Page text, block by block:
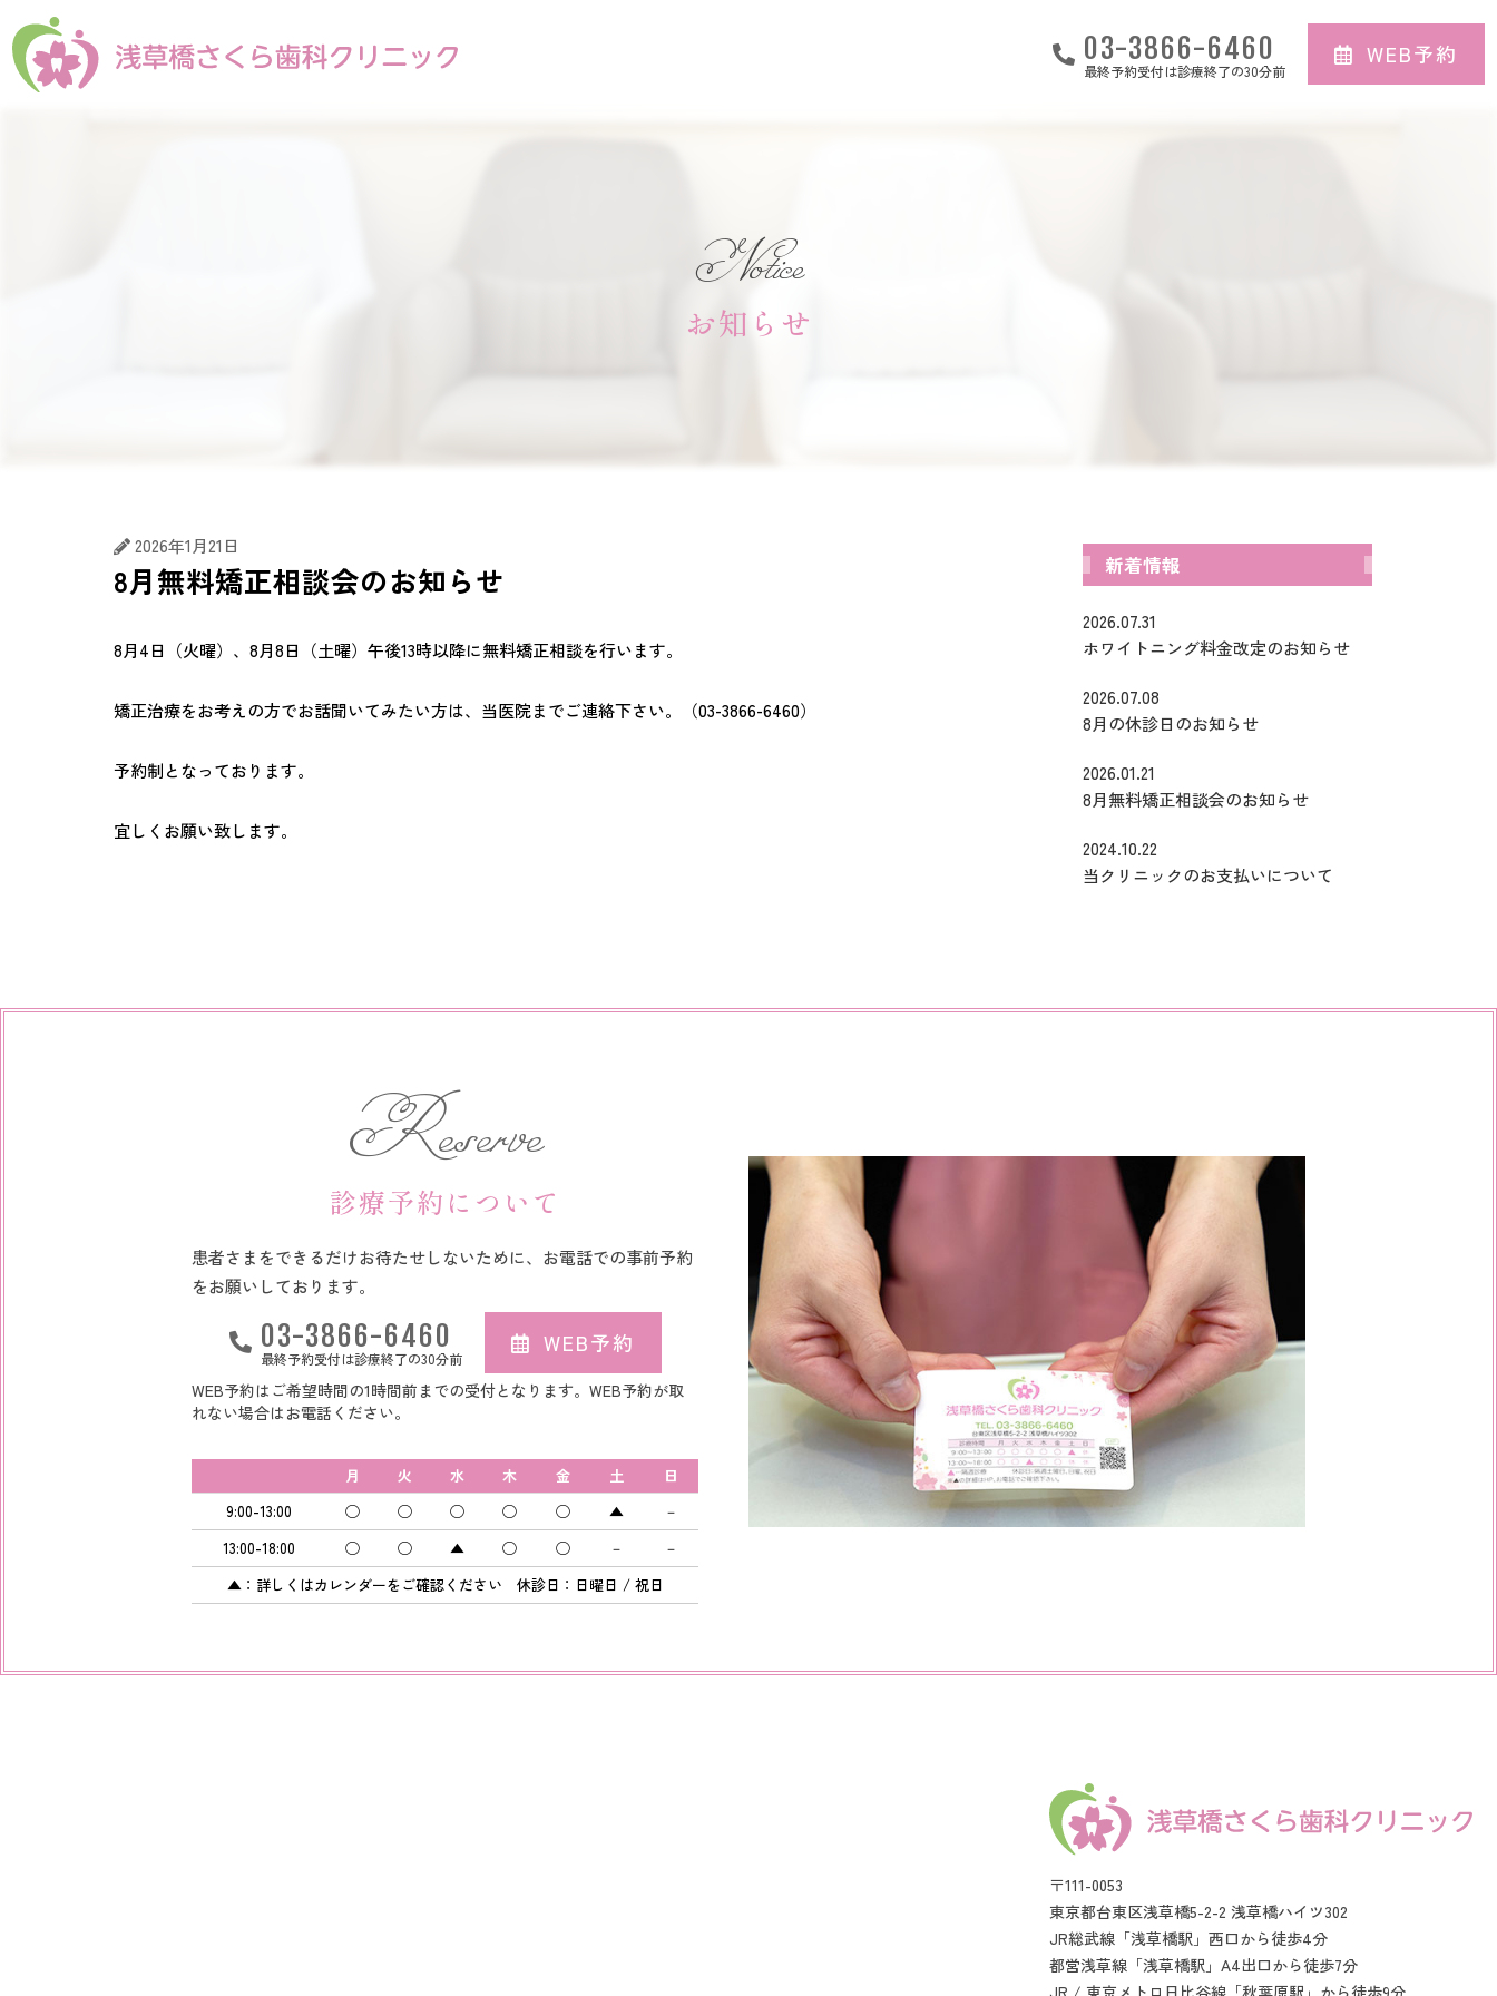
03-3866-6460
最終予約受付は診療終了の30分前
WEB予約
Notice
お知らせ
2026年1月21日
8月無料矯正相談会のお知らせ
8月4日（火曜）、8月8日（土曜）午後13時以降に無料矯正相談を行います。
矯正治療をお考えの方でお話聞いてみたい方は、当医院までご連絡下さい。（03-3866-6460）
予約制となっております。
宜しくお願い致します。
新着情報
2026.07.31
ホワイトニング料金改定のお知らせ
2026.07.08
8月の休診日のお知らせ
2026.01.21
8月無料矯正相談会のお知らせ
2024.10.22
当クリニックのお支払いについて
Reserve
診療予約について
患者さまをできるだけお待たせしないために、お電話での事前予約
をお願いしております。
03-3866-6460
最終予約受付は診療終了の30分前
WEB予約
WEB予約はご希望時間の1時間前までの受付となります。WEB予約が取
れない場合はお電話ください。
月 火 水 木 金 土
日
9:00-13:00
◯ ◯ ◯ ◯ ◯ ▲
－
13:00-18:00
◯ ◯ ▲ ◯ ◯ －
－
▲：詳しくはカレンダーをご確認ください 休診日：日曜日 / 祝日
〒111-0053
東京都台東区浅草橋5-2-2 浅草橋ハイツ302
JR総武線「浅草橋駅」西口から徒歩4分
都営浅草線「浅草橋駅」A4出口から徒歩7分
JR / 東京メトロ日比谷線「秋葉原駅」から徒歩9分